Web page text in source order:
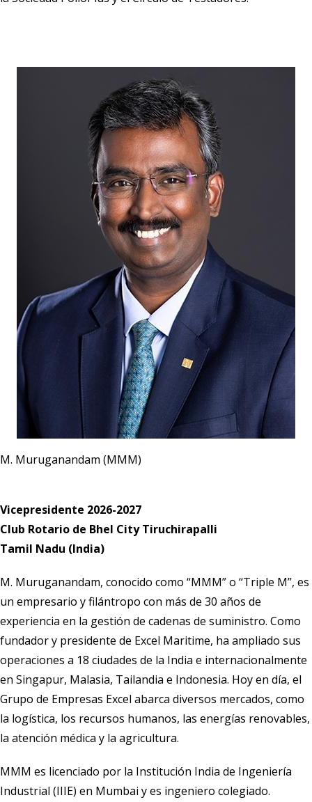
M. Muruganandam (MMM)
Vicepresidente 2026-2027
Club Rotario de Bhel City Tiruchirapalli
Tamil Nadu (India)
M. Muruganandam, conocido como “MMM” o “Triple M”, es
un empresario y filántropo con más de 30 años de
experiencia en la gestión de cadenas de suministro. Como
fundador y presidente de Excel Maritime, ha ampliado sus
operaciones a 18 ciudades de la India e internacionalmente
en Singapur, Malasia, Tailandia e Indonesia. Hoy en día, el
Grupo de Empresas Excel abarca diversos mercados, como
la logística, los recursos humanos, las energías renovables,
la atención médica y la agricultura.
MMM es licenciado por la Institución India de Ingeniería
Industrial (IIIE) en Mumbai y es ingeniero colegiado.